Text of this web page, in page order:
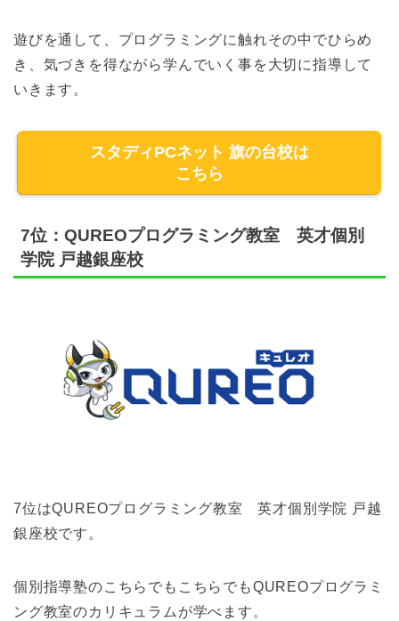
遊びを通して、プログラミングに触れその中でひらめ
き、気づきを得ながら学んでいく事を大切に指導して
いきます。
スタディPCネット 旗の台校は
こちら
7位：QUREOプログラミング教室 英才個別
学院 戸越銀座校
7位はQUREOプログラミング教室 英才個別学院 戸越
銀座校です。
個別指導塾のこちらでもこちらでもQUREOプログラミ
ング教室のカリキュラムが学べます。